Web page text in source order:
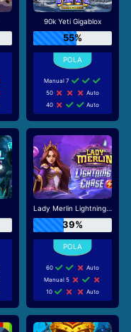
90k Yeti Gigablox
55%
Manual 7
50
Auto
40
Auto
Lady Merlin Lightning Chase
39%
60
Auto
Manual 5
10
Auto